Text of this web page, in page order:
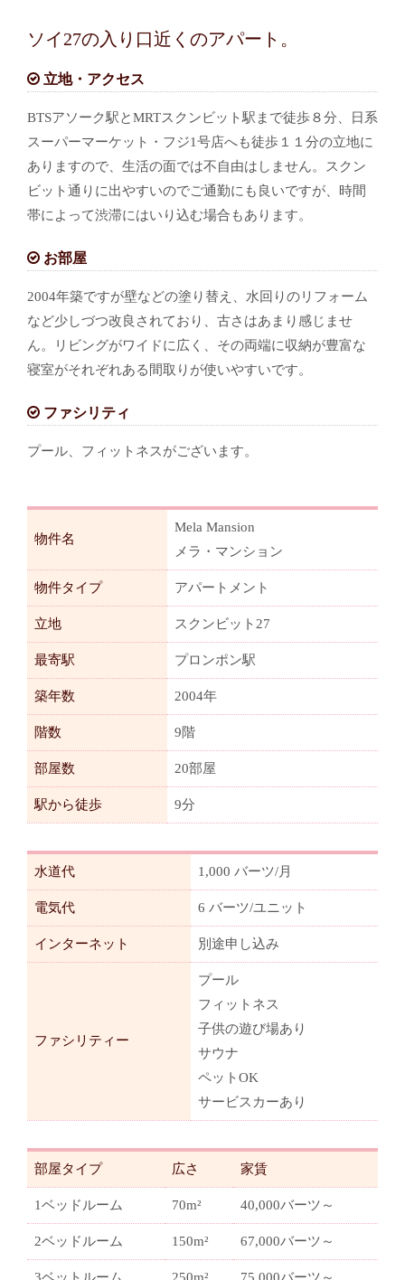
ソイ27の入り口近くのアパート。
立地・アクセス
BTSアソーク駅とMRTスクンビット駅まで徒歩８分、日系
スーパーマーケット・フジ1号店へも徒歩１１分の立地に
ありますので、生活の面では不自由はしません。スクン
ビット通りに出やすいのでご通勤にも良いですが、時間
帯によって渋滞にはいり込む場合もあります。
お部屋
2004年築ですが壁などの塗り替え、水回りのリフォーム
など少しづつ改良されており、古さはあまり感じませ
ん。リビングがワイドに広く、その両端に収納が豊富な
寝室がそれぞれある間取りが使いやすいです。
ファシリティ
プール、フィットネスがございます。
物件名
Mela Mansion
メラ・マンション
物件タイプ アパートメント
立地 スクンビット27
最寄駅 プロンポン駅
築年数 2004年
階数 9階
部屋数 20部屋
駅から徒歩 9分
水道代 1,000 バーツ/月
電気代 6 バーツ/ユニット
インターネット 別途申し込み
ファシリティー
プール
フィットネス
子供の遊び場あり
サウナ
ペットOK
サービスカーあり
部屋タイプ 広さ 家賃
1ベッドルーム 70m² 40,000バーツ～
2ベッドルーム 150m² 67,000バーツ～